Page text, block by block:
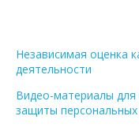
Независимая оценка
деятельности
Видео-материалы
защиты